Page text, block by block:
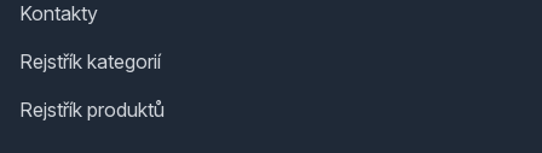
Kontakty
Rejstřík kategorií
Rejstřík produktů